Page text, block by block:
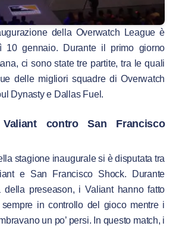
della Overwatch League è
10 gennaio. Durante il primo giorno
ci sono state tre partite, tra le quali
delle migliori squadre di Overwatch
Dynasty e Dallas Fuel.
contro San Francisco
stagione inaugurale si è disputata tra
e San Francisco Shock. Durante
della preseason, i Valiant hanno fatto
in controllo del gioco mentre i
un po’ persi. In questo match, i